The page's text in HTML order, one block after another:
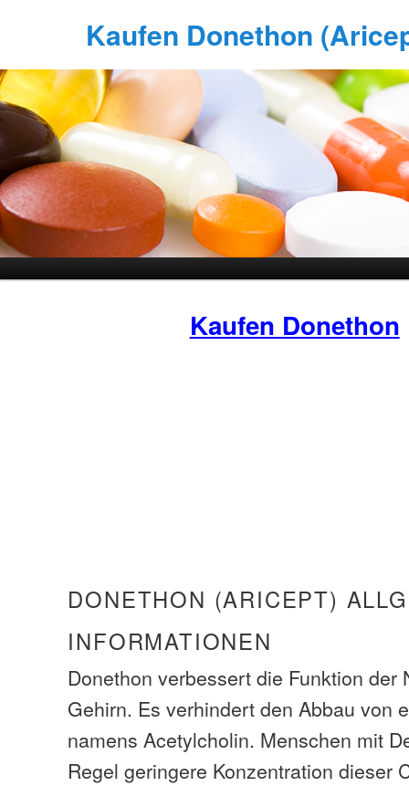
Kaufen Donethon
Kaufen Donethon
DONETHON (ARICEPT)
INFORMATIONEN
Donethon verbessert die Funktion der
Gehirn. Es verhindert den Abbau von
namens Acetylcholin. Menschen mit
Regel geringere Konzentration dieser